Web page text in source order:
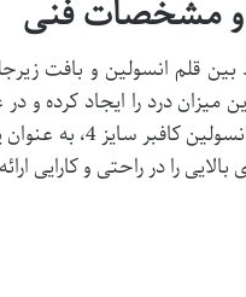
قلم انسولین و بافت
میزان درد را ایجاد کرده و
حال، تزریق دقیق و ایمن دوز مورد نیاز انسولین را تضمین کنند. سر سوزن قلم
را در راحتی و کارایی